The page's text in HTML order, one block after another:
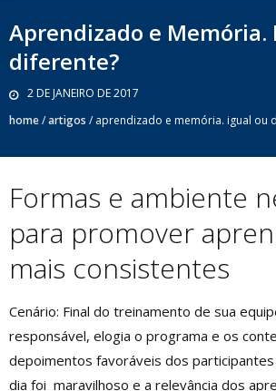
Aprendizado e Memória.
diferente?
2 DE JANEIRO DE 2017
home/artigos /aprendizado e memória. igual ou
Formas e ambiente
para promover
mais consistentes
Cenário: Final do treinamento de sua
responsável, elogia o programa e os
depoimentos favoráveis dos
dia foi maravilhoso e a relevância dos